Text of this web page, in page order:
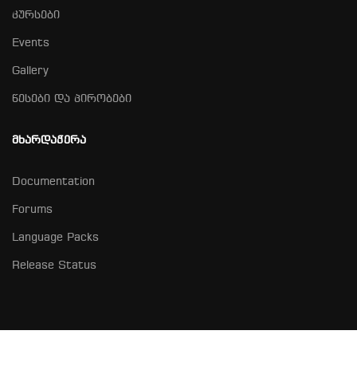
კურსები
Events
Gallery
წესები და პირობები
ᲛᲮᲐᲠᲓᲐᲭᲔᲠᲐ
Documentation
Forums
Language Packs
Release Status